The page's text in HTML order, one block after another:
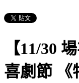
【11/30
喜劇節 《